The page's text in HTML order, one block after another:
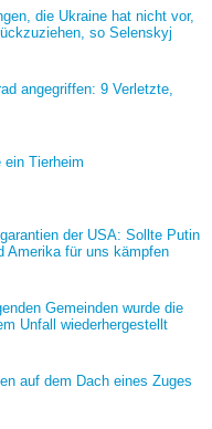
die Ukraine hat nicht vor,
so Selenskyj
angegriffen: 9 Verletzte,
ein Tierheim
der USA: Sollte Putin
Amerika für uns kämpfen
Gemeinden wurde die
Unfall wiederhergestellt
auf dem Dach eines Zuges